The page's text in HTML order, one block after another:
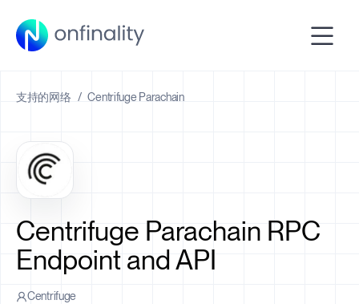
支持的网络 / Centrifuge Parachain
Centrifuge Parachain RPC
Endpoint and API
Centrifuge